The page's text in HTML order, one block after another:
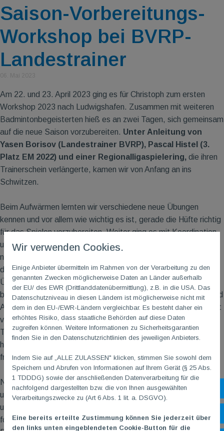
Saison-Vorbereitungs-
Workshop bei BVRP-
Landestrainer
Am 22. und 23. April 2023 ging es für Christoph zum ersten
Workshop 2023 nach Ludwigshafen. Zusammen mit weiteren
Badmintonbegeisterten hieß es an zwei Tagen, sich gemeinsam
auf die neue Saison vorzubereiten. Unter Anleitung von
Yasen Borisov (Landestrainer BVRP), Pascal Histel (3.
Platz EM 2022) und einer Regionalligaspielering, die ihren
Trainerschein verlängerte, kamen wir von Anfang an ins
Schwitzen.
Beim Aufwärmen lernten wir verschiedene neue Übungen
kennen und vor allem wie wichtig es ist, gerade die Hüfte richtig
für das Spielen vorzubereiten. Weiter ging es mit Koordination
und Athletik bevor wir das erste Mal den Schläger in die Hand
nahmen. Wir lernten verschiedene Einschlagübungen, die von
der normalen Routine abweichen. Danach ging es mit den
Überkopfschlägen weiter. Das ganze Wochenende über
bekamen wir wertvolle Tipps und Tricks zur Schlägerhaltung und
Ausführung der Schläge. Um die Schläge richtig zu meistern, ist
vor allem die richtige Bewegungskette von großer Bedeutung.
Trotz all der Übungen, kam der Spaß niemals zu kurz und so
hieß es zwischendurch auch immer wieder Mal: Kopf aus und
freies Spiel!
Neben den Schlägen gingen wir auch auf die Lauftechnik in
unterschiedlichen Spielsituationen ein, die sich dann doch
unterscheiden kann. Zudem gab es auch Einblicke in
fortgeschrittene Schläge, wie den sogenannten Stick Smash.
Wir verwenden Cookies.
Einige Anbieter übermitteln im Rahmen von der Verarbeitung zu den
genannten Zwecken möglicherweise Daten an Länder außerhalb
der EU/ des EWR (Drittlanddatenübermittlung), z.B. in die USA. Das
Datenschutzniveau in diesen Ländern ist möglicherweise nicht mit
dem in den EU-/EWR-Ländern vergleichbar. Es besteht daher ein
erhöhtes Risiko, dass staatliche Behörden auf diese Daten
zugreifen können. Weitere Informationen zu Sicherheitsgarantien
finden Sie in den Datenschutzrichtlinien des jeweiligen Anbieters.
Indem Sie auf „ALLE ZULASSEN" klicken, stimmen Sie sowohl dem
Speichern und Abrufen von Informationen auf Ihrem Gerät (§ 25 Abs.
1 TDDDG) sowie der anschließenden Datenverarbeitung für die
nachfolgend dargestellten bzw. die von Ihnen ausgewählten
Verarbeitungszwecke zu (Art 6 Abs. 1 lit. a. DSGVO).
Eine bereits erteilte Zustimmung können Sie jederzeit über
den links unten eingeblendeten Cookie-Button für die